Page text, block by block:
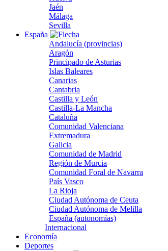
Jaén
Málaga
Sevilla
España
Andalucía (provincias)
Aragón
Principado de Asturias
Islas Baleares
Canarias
Cantabria
Castilla y León
Castilla-La Mancha
Cataluña
Comunidad Valenciana
Extremadura
Galicia
Comunidad de Madrid
Región de Murcia
Comunidad Foral de Navarra
País Vasco
La Rioja
Ciudad Autónoma de Ceuta
Ciudad Autónoma de Melilla
España (autonomías)
Internacional
Economía
Deportes